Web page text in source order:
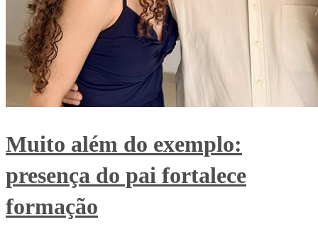
Muito além do exemplo:
presença do pai fortalece
formação